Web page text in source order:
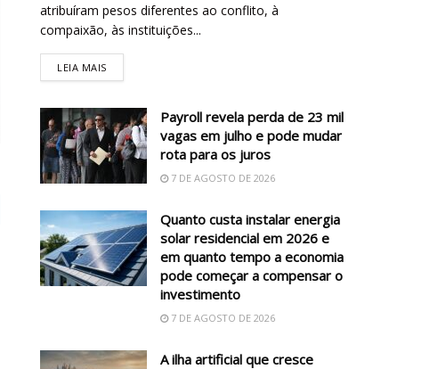
atribuíram pesos diferentes ao conflito, à
compaixão, às instituições...
LEIA MAIS
Payroll revela perda de 23 mil
vagas em julho e pode mudar
rota para os juros
7 DE AGOSTO DE 2026
Quanto custa instalar energia
solar residencial em 2026 e
em quanto tempo a economia
pode começar a compensar o
investimento
7 DE AGOSTO DE 2026
A ilha artificial que cresce